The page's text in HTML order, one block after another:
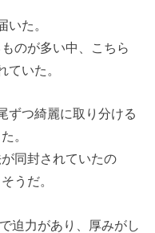
いた。
のが多い中、こちら
ていた。
ずつ綺麗に取り分ける
。
同封されていたの
うだ。
迫力があり、厚みがし